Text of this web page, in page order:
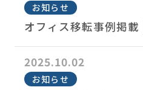
お知らせ
オフィス移転事例掲載
2025.10.02
お知らせ